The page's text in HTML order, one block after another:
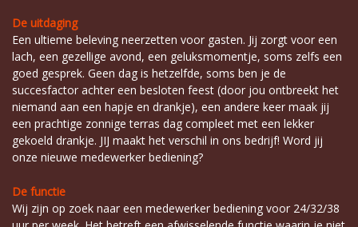
De uitdaging
Een ultieme beleving neerzetten voor gasten. Jij zorgt voor een
lach, een gezellige avond, een geluksmomentje, soms zelfs een
goed gesprek. Geen dag is hetzelfde, soms ben je de
succesfactor achter een besloten feest (door jou ontbreekt het
niemand aan een hapje en drankje), een andere keer maak jij
een prachtige zonnige terras dag compleet met een lekker
gekoeld drankje. JIJ maakt het verschil in ons bedrijf! Word jij
onze nieuwe medewerker bediening?
De functie
Wij zijn op zoek naar een medewerker bediening voor 24/32/38